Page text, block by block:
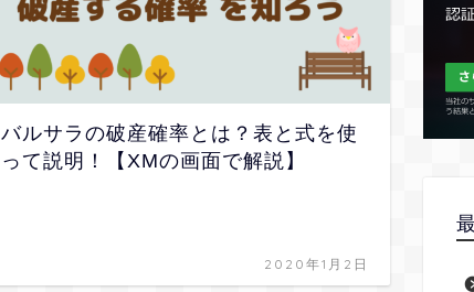
バルサラの破産確率とは？表と式を使
って説明！【XMの画面で解説】
2020年1月2日